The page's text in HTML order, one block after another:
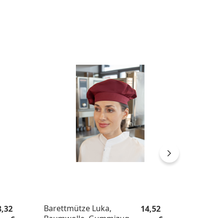
Preis:Barettmütze Luka,
Regulärer Preis:
14,52